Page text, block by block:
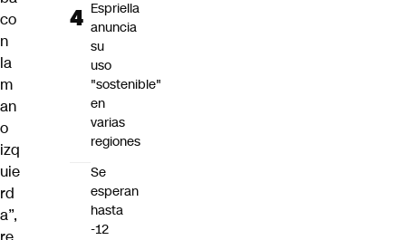
co
n
la
m
an
o
izq
uie
rd
a”,
Espriella
anuncia
su
uso
"sostenible"
en
varias
regiones
Se
esperan
hasta
-12